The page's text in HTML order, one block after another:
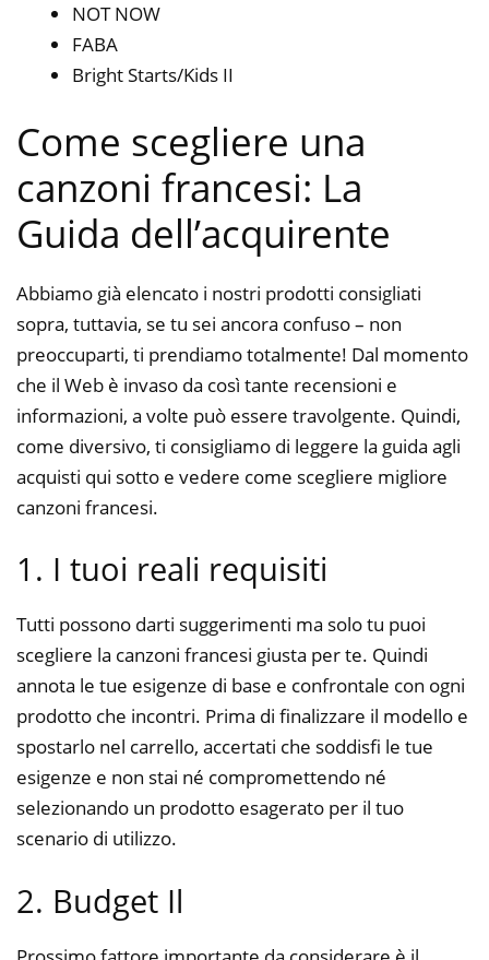
NOT NOW
FABA
Bright Starts/Kids II
Come scegliere una
canzoni francesi: La
Guida dell’acquirente
Abbiamo già elencato i nostri prodotti consigliati
sopra, tuttavia, se tu sei ancora confuso – non
preoccuparti, ti prendiamo totalmente! Dal momento
che il Web è invaso da così tante recensioni e
informazioni, a volte può essere travolgente. Quindi,
come diversivo, ti consigliamo di leggere la guida agli
acquisti qui sotto e vedere come scegliere migliore
canzoni francesi.
1. I tuoi reali requisiti
Tutti possono darti suggerimenti ma solo tu puoi
scegliere la canzoni francesi giusta per te. Quindi
annota le tue esigenze di base e confrontale con ogni
prodotto che incontri. Prima di finalizzare il modello e
spostarlo nel carrello, accertati che soddisfi le tue
esigenze e non stai né compromettendo né
selezionando un prodotto esagerato per il tuo
scenario di utilizzo.
2. Budget Il